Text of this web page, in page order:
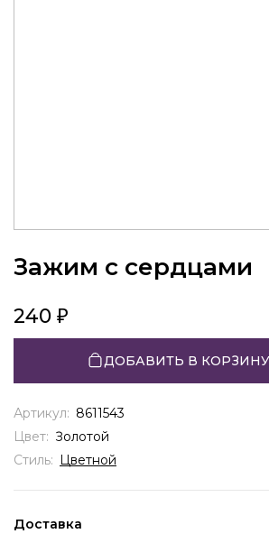
Зажим с сердцами
240
ДОБАВИТЬ В КОРЗИНУ
Артикул: 8611543
Цвет: Золотой
Стиль: Цветной
Доставка